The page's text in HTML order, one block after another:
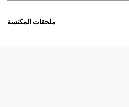
ملحقات المكنسة